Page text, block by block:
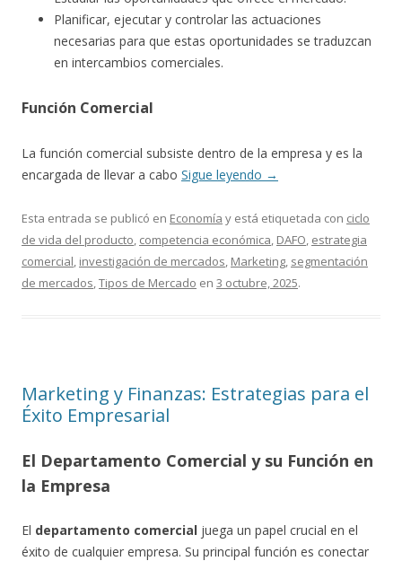
Planificar, ejecutar y controlar las actuaciones
necesarias para que estas oportunidades se traduzcan
en intercambios comerciales.
Función Comercial
La función comercial subsiste dentro de la empresa y es la
encargada de llevar a cabo Sigue leyendo →
Esta entrada se publicó en Economía y está etiquetada con ciclo
de vida del producto, competencia económica, DAFO, estrategia
comercial, investigación de mercados, Marketing, segmentación
de mercados,Tipos de Mercado en 3 octubre, 2025.
Marketing y Finanzas: Estrategias para el
Éxito Empresarial
El Departamento Comercial y su Función en
la Empresa
El departamento comercial juega un papel crucial en el
éxito de cualquier empresa. Su principal función es conectar